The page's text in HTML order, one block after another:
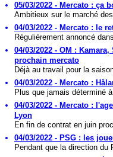
05/03/2022 - Mercato : ça
Ambitieux sur le marché
04/03/2022 - Mercato : le
Régulièrement annoncé
04/03/2022 - OM :
prochain mercato
Déjà au travail pour la
04/03/2022 - Mercato :
Plus que jamais déterminé
04/03/2022 - Mercato :
Lyon
En fin de contrat en juin
04/03/2022 - PSG : les
Pendant que la direction